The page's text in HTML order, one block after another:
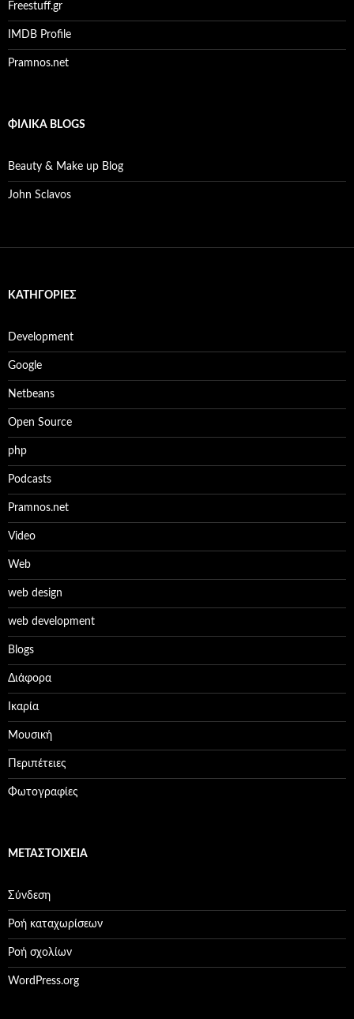
Freestuff.gr
IMDB Profile
Pramnos.net
ΦΙΛΙΚΆ BLOGS
Beauty & Make up Blog
John Sclavos
KΑΤΗΓΟΡΊΕΣ
Development
Google
Netbeans
Open Source
php
Podcasts
Pramnos.net
Video
Web
web design
web development
Βlogs
Διάφορα
Ικαρία
Μουσική
Περιπέτειες
Φωτογραφίες
ΜΕΤΑΣΤΟΙΧΕΊΑ
Σύνδεση
Ροή καταχωρίσεων
Ροή σχολίων
WordPress.org